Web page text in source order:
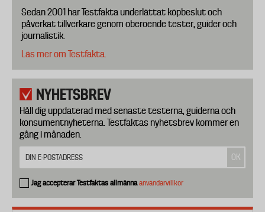
Sedan 2001 har Testfakta underlättat köpbeslut och
påverkat tillverkare genom oberoende tester, guider och
journalistik.
Läs mer om Testfakta.
NYHETSBREV
Håll dig uppdaterad med senaste testerna, guiderna och
konsumentnyheterna. Testfaktas nyhetsbrev kommer en
gång i månaden.
Jag accepterar Testfaktas allmännaanvändarvillkor